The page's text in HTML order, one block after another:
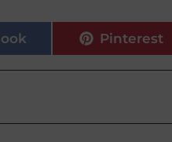
Pinterest